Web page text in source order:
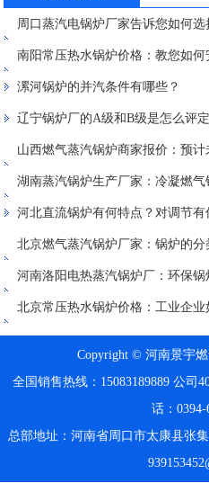
周口蒸汽电锅炉厂家告诉您如何选
锅炉？
南阳常压热水锅炉价格：教您如
蒸汽锅炉的蒸汽发生器
漯河锅炉的并汽条件有哪些？
辽宁锅炉厂的A级和B级是怎么评
山西燃气蒸汽锅炉商家报价：预
锅炉整治需求将达400亿
湖南蒸汽锅炉生产厂家：冷凝燃
要注意哪些事项？
河北直流锅炉有何特点？对调节有
北京燃气蒸汽锅炉厂家：锅炉的
几种方式进行
河南洛阳电热蒸汽锅炉厂：环保
和节能特点
北京常压热水锅炉价格：工业企
的蒸汽锅炉？
Copyright © 河南景宇
全国销售热线：15083189889公司
话：0394-
总部地址：河南省周口市太康县张